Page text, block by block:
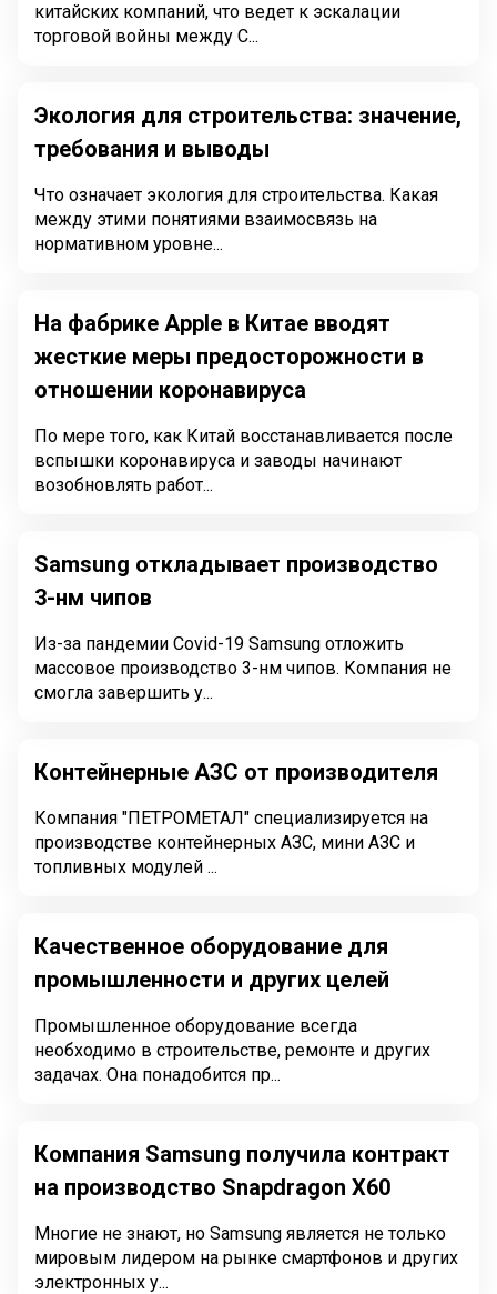
китайских компаний, что ведет к эскалации
торговой войны между С...
Экология для строительства: значение,
требования и выводы
Что означает экология для строительства. Какая
между этими понятиями взаимосвязь на
нормативном уровне...
На фабрике Apple в Китае вводят
жесткие меры предосторожности в
отношении коронавируса
По мере того, как Китай восстанавливается после
вспышки коронавируса и заводы начинают
возобновлять работ...
Samsung откладывает производство
3-нм чипов
Из-за пандемии Covid-19 Samsung отложить
массовое производство 3-нм чипов. Компания не
смогла завершить у...
Контейнерные АЗС от производителя
Компания "ПЕТРОМЕТАЛ" специализируется на
производстве контейнерных АЗС, мини АЗС и
топливных модулей ...
Качественное оборудование для
промышленности и других целей
Промышленное оборудование всегда
необходимо в строительстве, ремонте и других
задачах. Она понадобится пр...
Компания Samsung получила контракт
на производство Snapdragon X60
Многие не знают, но Samsung является не только
мировым лидером на рынке смартфонов и других
электронных у...